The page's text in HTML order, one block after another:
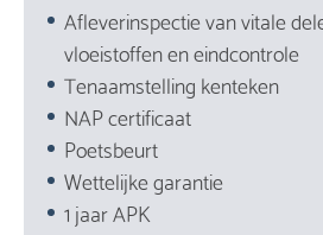
Afleverinspectie van vitale
vloeistoffen en eindcontrole
Tenaamstelling kenteken
NAP certificaat
Poetsbeurt
Wettelijke garantie
1 jaar APK